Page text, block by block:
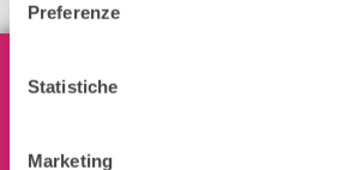
Preferenze
Statistiche
Marketing